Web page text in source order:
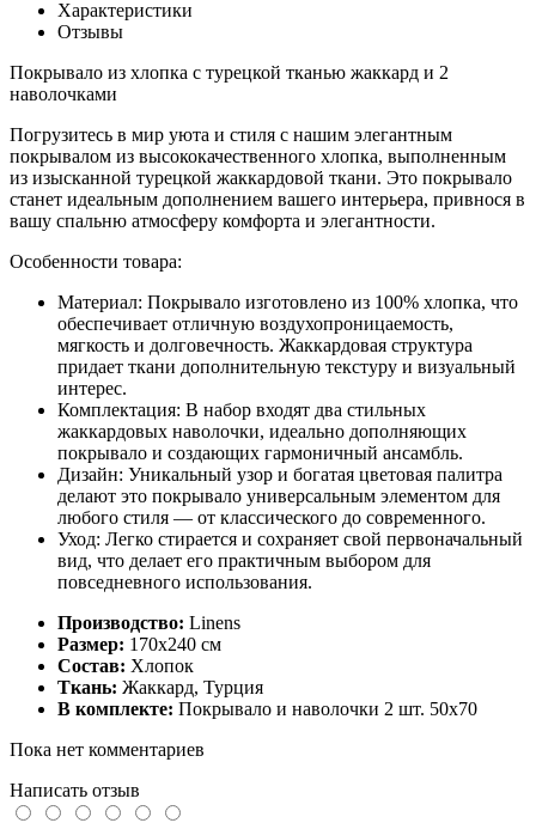
Характеристики
Отзывы
Покрывало из хлопка с турецкой тканью жаккард и 2
наволочками
Погрузитесь в мир уюта и стиля с нашим элегантным
покрывалом из высококачественного хлопка, выполненным
из изысканной турецкой жаккардовой ткани. Это покрывало
станет идеальным дополнением вашего интерьера, привнося в
вашу спальню атмосферу комфорта и элегантности.
Особенности товара:
Материал: Покрывало изготовлено из 100% хлопка, что
обеспечивает отличную воздухопроницаемость,
мягкость и долговечность. Жаккардовая структура
придает ткани дополнительную текстуру и визуальный
интерес.
Комплектация: В набор входят два стильных
жаккардовых наволочки, идеально дополняющих
покрывало и создающих гармоничный ансамбль.
Дизайн: Уникальный узор и богатая цветовая палитра
делают это покрывало универсальным элементом для
любого стиля — от классического до современного.
Уход: Легко стирается и сохраняет свой первоначальный
вид, что делает его практичным выбором для
повседневного использования.
Производство: Linens
Размер: 170х240 см
Состав: Хлопок
Ткань: Жаккард, Турция
В комплекте: Покрывало и наволочки 2 шт. 50х70
Пока нет комментариев
Написать отзыв